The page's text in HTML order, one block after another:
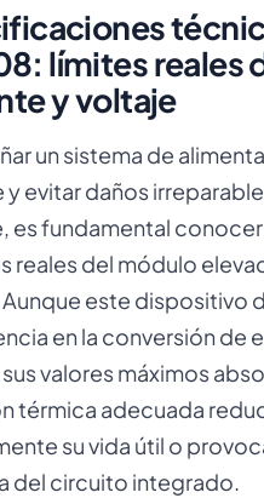
límites reales
y voltaje
un sistema de
evitar daños
es fundamental
reales del módulo
este dispositivo
en la conversión de
valores máximos
térmica adecuada
su vida útil o
del circuito integrado.